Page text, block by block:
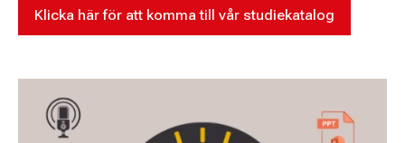
Klicka här för att komma till vår studiekatalog